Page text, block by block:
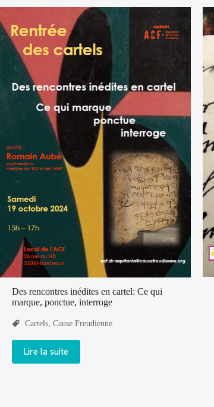
Des rencontres inédites en cartel: Ce qui
marque, ponctue, interroge
Cartels, Cause Freudienne
Lire la suite